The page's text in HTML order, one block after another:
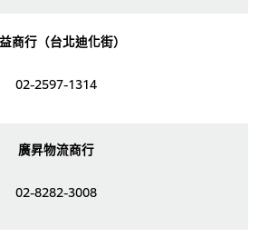
商行（台北迪化街）
02-2597-1314
廣昇物流商行
02-8282-3008